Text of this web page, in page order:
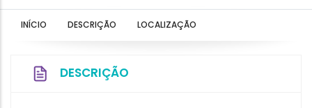
INÍCIO DESCRIÇÃO LOCALIZAÇÃO
DESCRIÇÃO